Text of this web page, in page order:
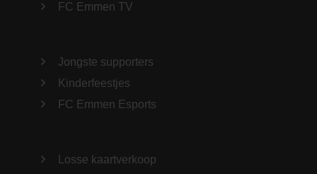
FC Emmen TV
Jongste supporters
Kinderfeestjes
FC Emmen Esports
Losse kaartverkoop